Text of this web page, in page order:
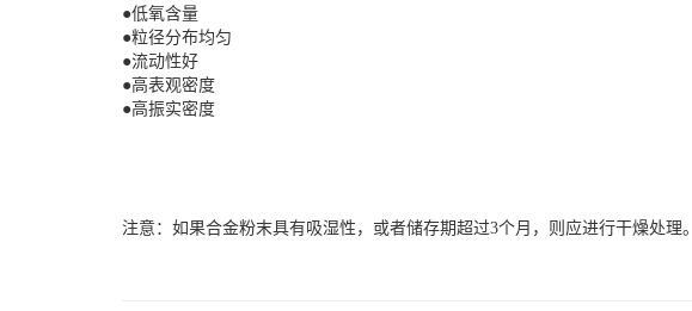
●低氧含量
●粒径分布均匀
●流动性好
●高表观密度
●高振实密度
注意：如果合金粉末具有吸湿性，或者储存期超过3个月，则应进行干燥处理。